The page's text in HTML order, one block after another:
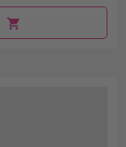
shopping_cart